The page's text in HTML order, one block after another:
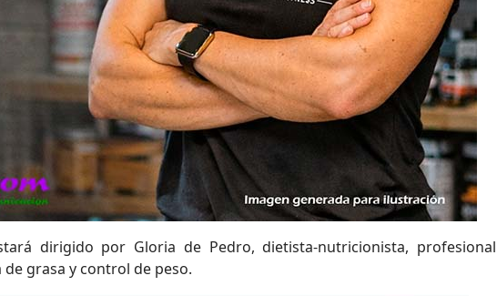
dirigido por Gloria de Pedro, dietista-nutricionista, profesional
grasa y control de peso.